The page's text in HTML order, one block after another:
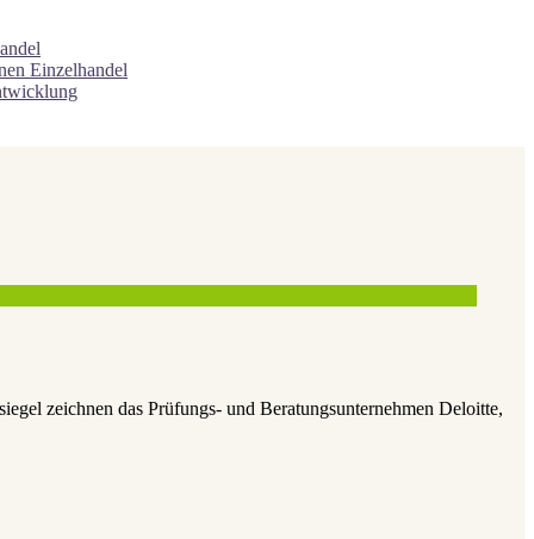
Einzelhandel
zeichnen das Prüfungs- und Beratungsunternehmen Deloitte,